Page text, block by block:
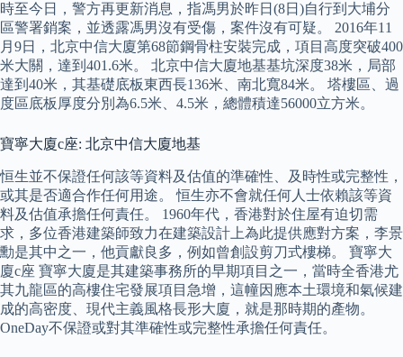
時至今日，警方再更新消息，指馮男於昨日(8日)自行到大埔分
區警署銷案，並透露馮男沒有受傷，案件沒有可疑。 2016年11
月9日，北京中信大廈第68節鋼骨柱安裝完成，項目高度突破400
米大關，達到401.6米。 北京中信大廈地基基坑深度38米，局部
達到40米，其基礎底板東西長136米、南北寬84米。 塔樓區、過
度區底板厚度分別為6.5米、4.5米，總體積達56000立方米。
寶寧大廈c座: 北京中信大廈地基
恒生並不保證任何該等資料及估值的準確性、及時性或完整性，
或其是否適合作任何用途。 恒生亦不會就任何人士依賴該等資
料及估值承擔任何責任。 1960年代，香港對於住屋有迫切需
求，多位香港建築師致力在建築設計上為此提供應對方案，李景
勳是其中之一，他貢獻良多，例如曾創設剪刀式樓梯。 寶寧大
廈c座 寶寧大廈是其建築事務所的早期項目之一，當時全香港尤
其九龍區的高樓住宅發展項目急增，這幢因應本土環境和氣候建
成的高密度、現代主義風格長形大廈，就是那時期的產物。
OneDay不保證或對其準確性或完整性承擔任何責任。